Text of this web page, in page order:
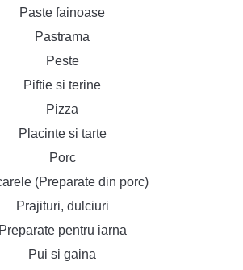
Paste fainoase
Pastrama
Peste
Piftie si terine
Pizza
Placinte si tarte
Porc
(Preparate din porc)
Prajituri, dulciuri
Preparate pentru iarna
Pui si gaina